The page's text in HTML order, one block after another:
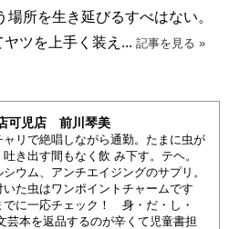
場所を生き延びるすべはない。
ツを上手く装え... 記事を見る »
可児店 前川琴美
ャリで絶唱しながら通勤。たまに虫が
き出す間もなく飲 み下す。テヘ。
ウム、アンチエイジングのサプリ。
いた虫はワンポイントチャームです
でに一応チェック！ 身・だ・し・
芸本を返品するのが辛くて児童書担